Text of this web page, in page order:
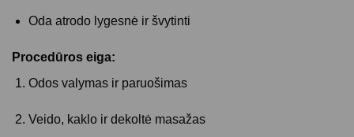
Oda atrodo lygesnė ir švytinti
Procedūros eiga:
Odos valymas ir paruošimas
Veido, kaklo ir dekoltė masažas